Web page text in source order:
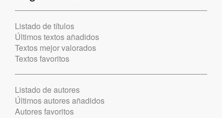
Listado de títulos
Últimos textos añadidos
Textos mejor valorados
Textos favoritos
Listado de autores
Últimos autores añadidos
Autores favoritos